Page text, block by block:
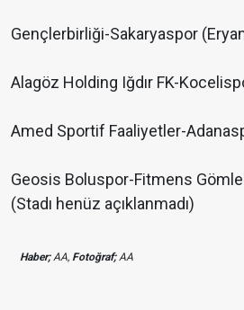
Gençlerbirliği-Sakaryaspor
Alagöz Holding Iğdır FK-
Amed Sportif Faaliyetler-
Geosis Boluspor-Fitmens
(Stadı henüz açıklanmadı)
Haber;AA, Fotoğraf;AA